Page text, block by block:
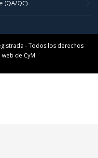
(QA/QC)
- Todos los derechos
web de CyM